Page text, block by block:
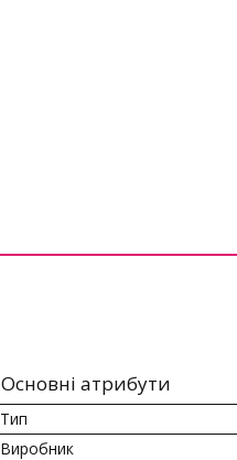
Основні атрибути
Тип
Виробник